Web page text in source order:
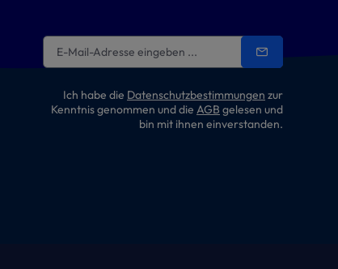
Ich habe die Datenschutzbestimmungen zur
Kenntnis genommen und die AGB gelesen und
bin mit ihnen einverstanden.